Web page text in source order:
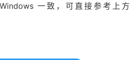
一致，可直接参考上方